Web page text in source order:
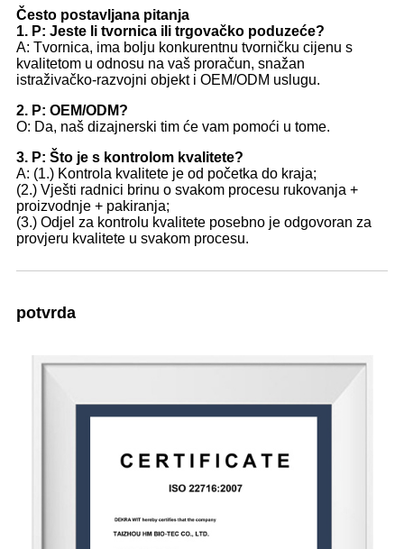
Često postavljana pitanja
1. P: Jeste li tvornica ili trgovačko poduzeće?
A: Tvornica, ima bolju konkurentnu tvorničku cijenu s
kvalitetom u odnosu na vaš proračun, snažan
istraživačko-razvojni objekt i OEM/ODM uslugu.
2. P: OEM/ODM?
O: Da, naš dizajnerski tim će vam pomoći u tome.
3. P: Što je s kontrolom kvalitete?
A: (1.) Kontrola kvalitete je od početka do kraja;
(2.) Vješti radnici brinu o svakom procesu rukovanja +
proizvodnje + pakiranja;
(3.) Odjel za kontrolu kvalitete posebno je odgovoran za
provjeru kvalitete u svakom procesu.
potvrda